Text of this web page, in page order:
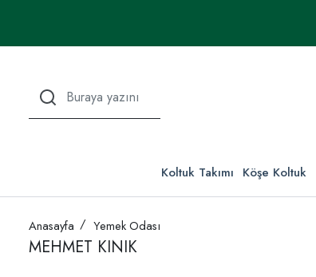
Koltuk Takımı Köşe Koltuk
Anasayfa Yemek Odası
MEHMET KINIK